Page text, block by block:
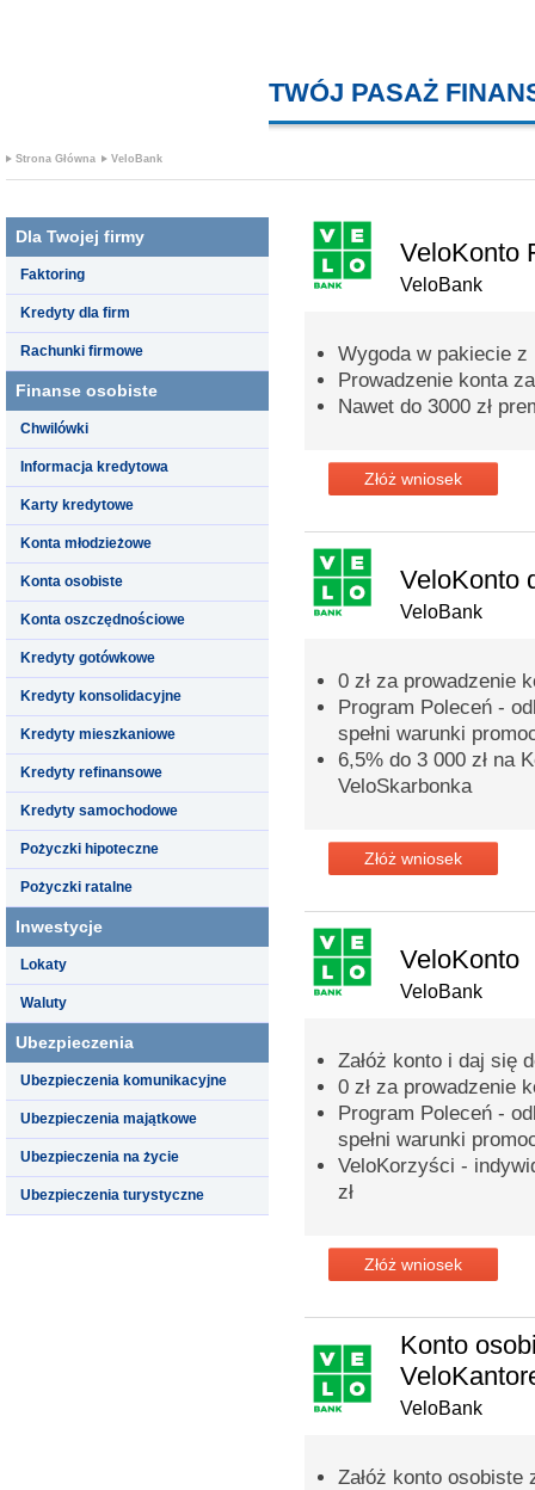
TWÓJ PASAŻ
Strona Główna VeloBank
Dla Twojej firmy
Faktoring
Kredyty dla firm
Rachunki firmowe
Finanse osobiste
Chwilówki
Informacja kredytowa
Karty kredytowe
Konta młodzieżowe
Konta osobiste
Konta oszczędnościowe
Kredyty gotówkowe
Kredyty konsolidacyjne
Kredyty mieszkaniowe
Kredyty refinansowe
Kredyty samochodowe
Pożyczki hipoteczne
Pożyczki ratalne
Inwestycje
Lokaty
Waluty
Ubezpieczenia
Ubezpieczenia komunikacyjne
Ubezpieczenia majątkowe
Ubezpieczenia na życie
Ubezpieczenia turystyczne
VeloKonto
VeloBank
Wygoda w pakiecie
Prowadzenie konta
Nawet do 3000 zł
Złóż wniosek
VeloKonto
VeloBank
0 zł za prowadzenie
Program Poleceń -
spełni warunki
6,5% do 3 000 zł na
VeloSkarbonka
Złóż wniosek
VeloKonto
VeloBank
Załóż konto i daj się
0 zł za prowadzenie
Program Poleceń -
spełni warunki
VeloKorzyści -
zł
Złóż wniosek
Konto
VeloBank
Załóż konto osobiste